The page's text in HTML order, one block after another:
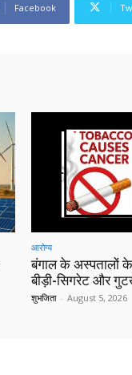
Facebook
आरोग्य
बंगाल के अस्पतालों
बीड़ी-सिगरेट और
शुभजिता - August 5, 2026